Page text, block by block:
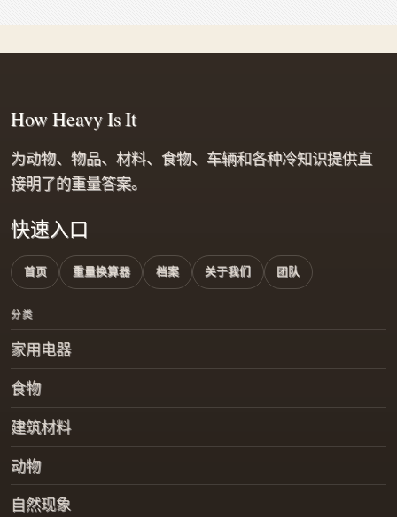
快速入口
首页 重量换算器 档案 关于我们 团队
分类
家用电器
食物
建筑材料
动物
自然现象
How Heavy Is It
为动物、物品、材料、食物、车辆和各种冷知识提供直
接明了的重量答案。